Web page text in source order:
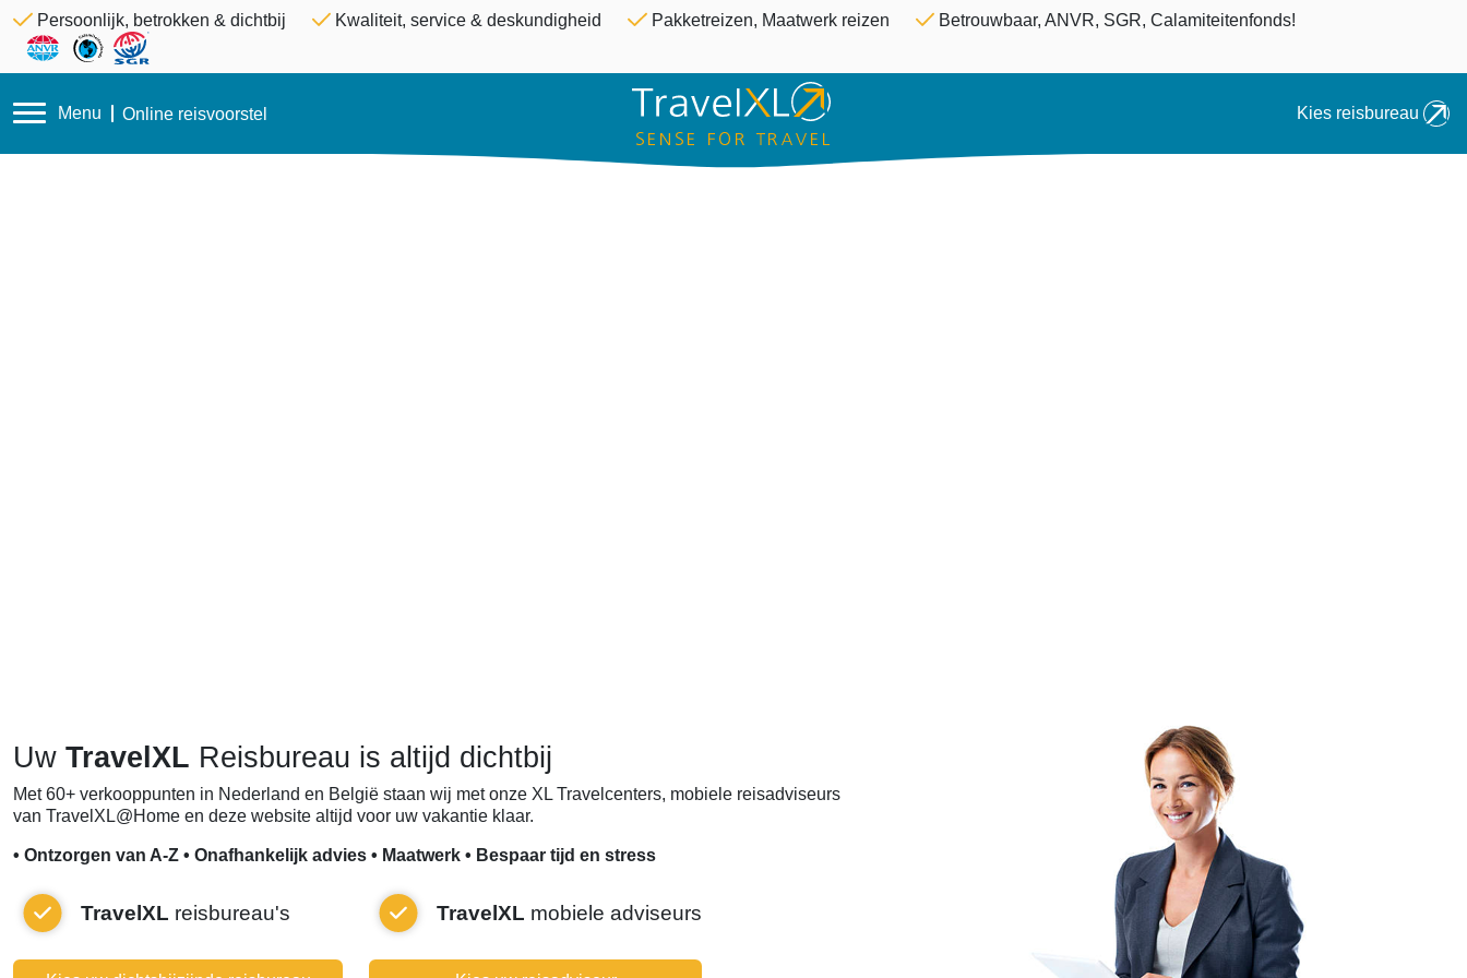
Overslaan en naar de inhoud gaan
Persoonlijk, betrokken & dichtbij Kwaliteit, service & deskundigheid Pakketreizen, Maatwerk reizen Betrouwbaar, ANVR, SGR, Calamiteitenfonds!
Menu Online reisvoorstel Kies reisbureau
Uw TravelXL Reisbureau is altijd dichtbij
Met 60+ verkooppunten in Nederland en België staan wij met onze XL Travelcenters, mobiele reisadviseurs
van TravelXL@Home en deze website altijd voor uw vakantie klaar.
• Ontzorgen van A-Z • Onafhankelijk advies • Maatwerk • Bespaar tijd en stress
TravelXL reisbureau's TravelXL mobiele adviseurs